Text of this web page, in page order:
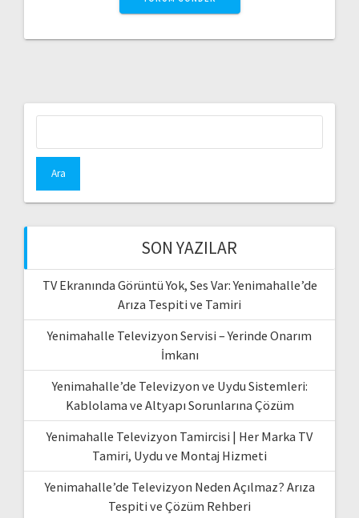
SON YAZILAR
TV Ekranında Görüntü Yok, Ses Var: Yenimahalle’de
Arıza Tespiti ve Tamiri
Yenimahalle Televizyon Servisi – Yerinde Onarım
İmkanı
Yenimahalle’de Televizyon ve Uydu Sistemleri:
Kablolama ve Altyapı Sorunlarına Çözüm
Yenimahalle Televizyon Tamircisi | Her Marka TV
Tamiri, Uydu ve Montaj Hizmeti
Yenimahalle’de Televizyon Neden Açılmaz? Arıza
Tespiti ve Çözüm Rehberi